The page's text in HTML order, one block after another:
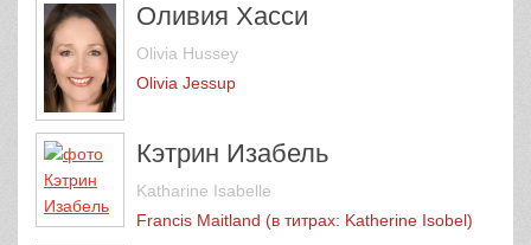
Оливия Хасси
Olivia Hussey
Olivia Jessup
Кэтрин Изабель
Katharine Isabelle
Francis Maitland (в титрах: Katherine Isobel)